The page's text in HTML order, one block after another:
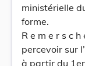
ministérielle
forme.
R e m e r s c
percevoir sur
à partir du